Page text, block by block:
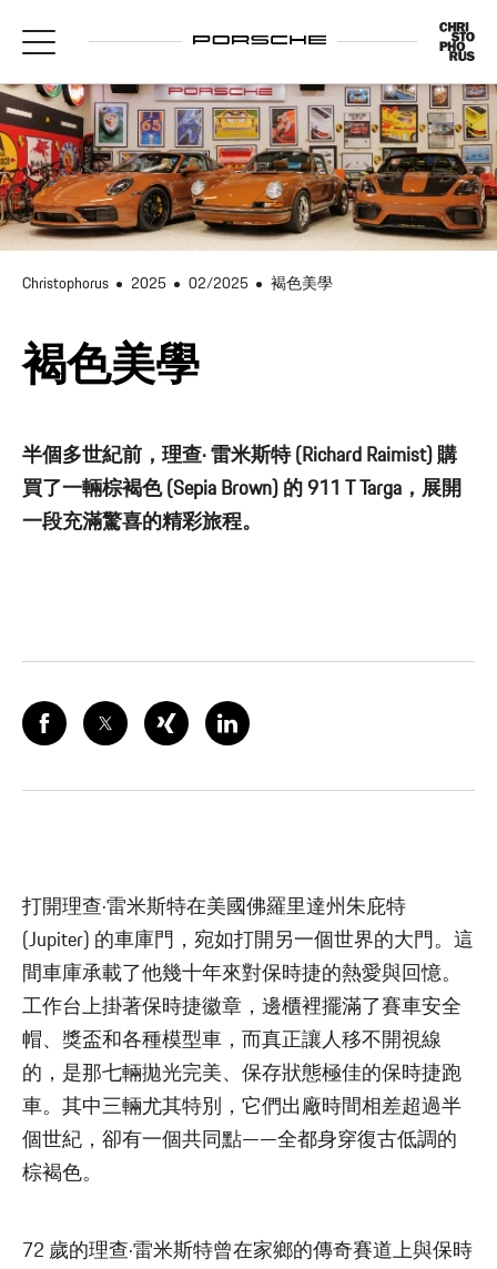
Christophorus 2025 02/2025 褐色美學
褐色美學
半個多世紀前，理查· 雷米斯特 (Richard Raimist) 購
買了一輛棕褐色 (Sepia Brown) 的 911 T Targa，展開
一段充滿驚喜的精彩旅程。
打開理查·雷米斯特在美國佛羅里達州朱庇特
(Jupiter) 的車庫門，宛如打開另一個世界的大門。這
間車庫承載了他幾十年來對保時捷的熱愛與回憶。
工作台上掛著保時捷徽章，邊櫃裡擺滿了賽車安全
帽、獎盃和各種模型車，而真正讓人移不開視線
的，是那七輛拋光完美、保存狀態極佳的保時捷跑
車。其中三輛尤其特別，它們出廠時間相差超過半
個世紀，卻有一個共同點——全都身穿復古低調的
棕褐色。
72 歲的理查·雷米斯特曾在家鄉的傳奇賽道上與保時